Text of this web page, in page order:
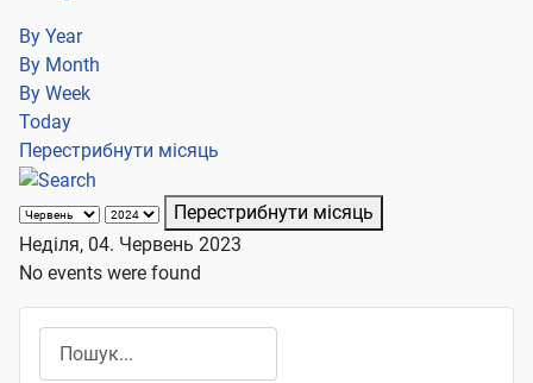
By Year
By Month
By Week
Today
Перестрибнути місяць
Перестрибнути місяць
Неділя, 04. Червень 2023
No events were found